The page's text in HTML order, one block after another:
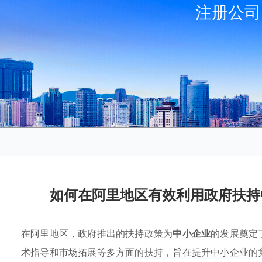
注册公
如何在阿里地区有效利用政府扶
在阿里地区，政府推出的扶持政策为中小企业的发展奠定
术指导和市场拓展等多方面的扶持，旨在提升中小企业